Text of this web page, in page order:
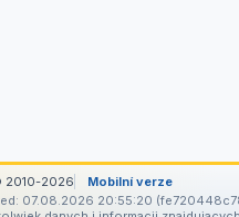
2010-2026 Mobilní verze
07.08.2026 20:55:20